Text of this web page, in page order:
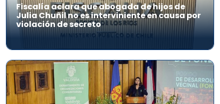
Fiscalía aclara que abogada de hijos de
Julia Chuñil no es interviniente en causa por
violación de secreto